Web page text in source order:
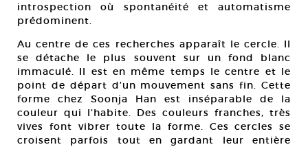
introspection où spontanéité et automatisme
prédominent.
Au centre de ces recherches apparaît le cercle. Il
se détache le plus souvent sur un fond blanc
immaculé. Il est en même temps le centre et le
point de départ d’un mouvement sans fin. Cette
forme chez Soonja Han est inséparable de la
couleur qui l’habite. Des couleurs franches, très
vives font vibrer toute la forme. Ces cercles se
croisent parfois tout en gardant leur entière